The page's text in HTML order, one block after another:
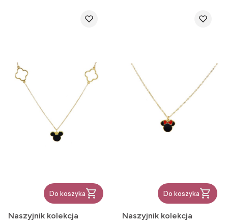
Do koszyka
Naszyjnik kolekcja
Do koszyka
Naszyjnik kolekcja